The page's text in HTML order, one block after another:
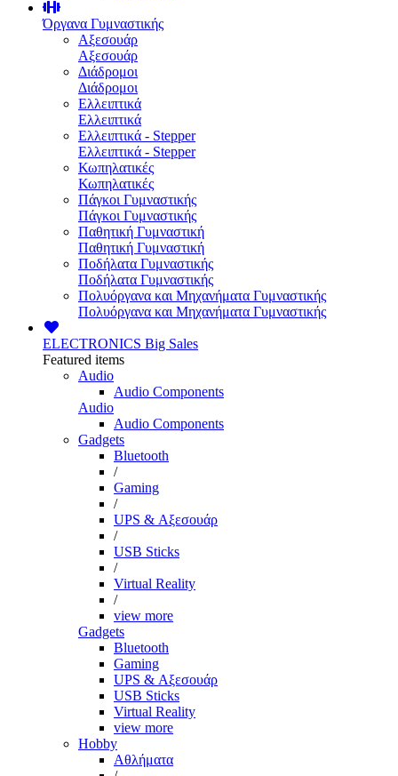
Όργανα Γυμναστικής
Αξεσουάρ
Αξεσουάρ
Διάδρομοι
Διάδρομοι
Ελλειπτικά
Ελλειπτικά
Ελλειπτικά - Stepper
Ελλειπτικά - Stepper
Κωπηλατικές
Κωπηλατικές
Πάγκοι Γυμναστικής
Πάγκοι Γυμναστικής
Παθητική Γυμναστική
Παθητική Γυμναστική
Ποδήλατα Γυμναστικής
Ποδήλατα Γυμναστικής
Πολυόργανα και Μηχανήματα Γυμναστικής
Πολυόργανα και Μηχανήματα Γυμναστικής
ELECTRONICS Big Sales
Featured items
Audio
Audio Components
Audio
Audio Components
Gadgets
Bluetooth
/
Gaming
/
UPS & Αξεσουάρ
/
USB Sticks
/
Virtual Reality
/
view more
Gadgets
Bluetooth
Gaming
UPS & Αξεσουάρ
USB Sticks
Virtual Reality
view more
Hobby
Αθλήματα